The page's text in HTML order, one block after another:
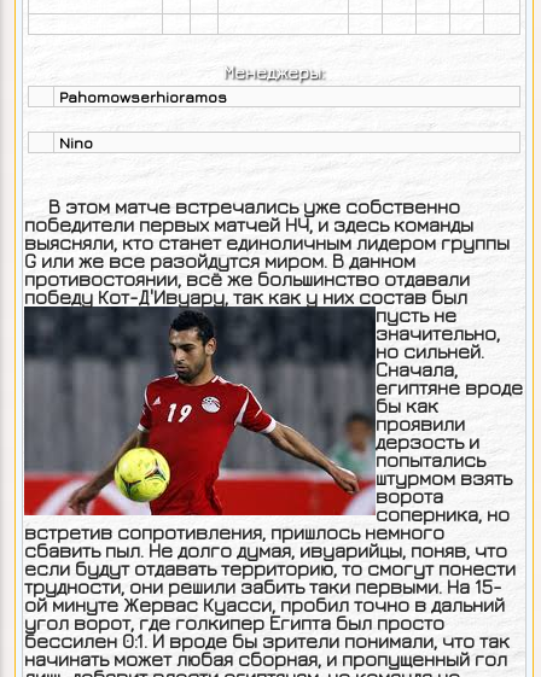
Менеджеры:
Pahomowserhioramos
Nino
В этом матче встречались уже собственно
победители первых матчей НЧ, и здесь команды
выясняли, кто станет единоличным лидером группы
G или же все разойдутся миром. В данном
противостоянии, всё же большинство отдавали
победу Кот-Д'Ивуару, так как у них состав был
пусть не
значительно,
но сильней.
Сначала,
египтяне вроде
бы как
проявили
дерзость и
попытались
штурмом взять
ворота
соперника, но
встретив сопротивления, пришлось немного
сбавить пыл. Не долго думая, ивуарийцы, поняв, что
если будут отдавать территорию, то смогут понести
трудности, они решили забить таки первыми. На 15-
ой минуте Жервас Куасси, пробил точно в дальний
угол ворот, где голкипер Египта был просто
бессилен 0:1. И вроде бы зрители понимали, что так
начинать может любая сборная, и пропущенный гол